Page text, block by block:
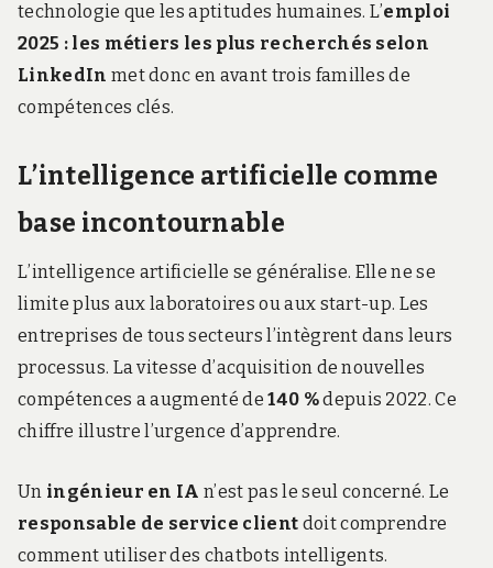
technologie que les aptitudes humaines. L’emploi
2025 : les métiers les plus recherchés selon
LinkedIn met donc en avant trois familles de
compétences clés.
L’intelligence artificielle comme
base incontournable
L’intelligence artificielle se généralise. Elle ne se
limite plus aux laboratoires ou aux start-up. Les
entreprises de tous secteurs l’intègrent dans leurs
processus. La vitesse d’acquisition de nouvelles
compétences a augmenté de140 %depuis 2022. Ce
chiffre illustre l’urgence d’apprendre.
Un ingénieur en IA n’est pas le seul concerné. Le
responsable de service client doit comprendre
comment utiliser des chatbots intelligents.